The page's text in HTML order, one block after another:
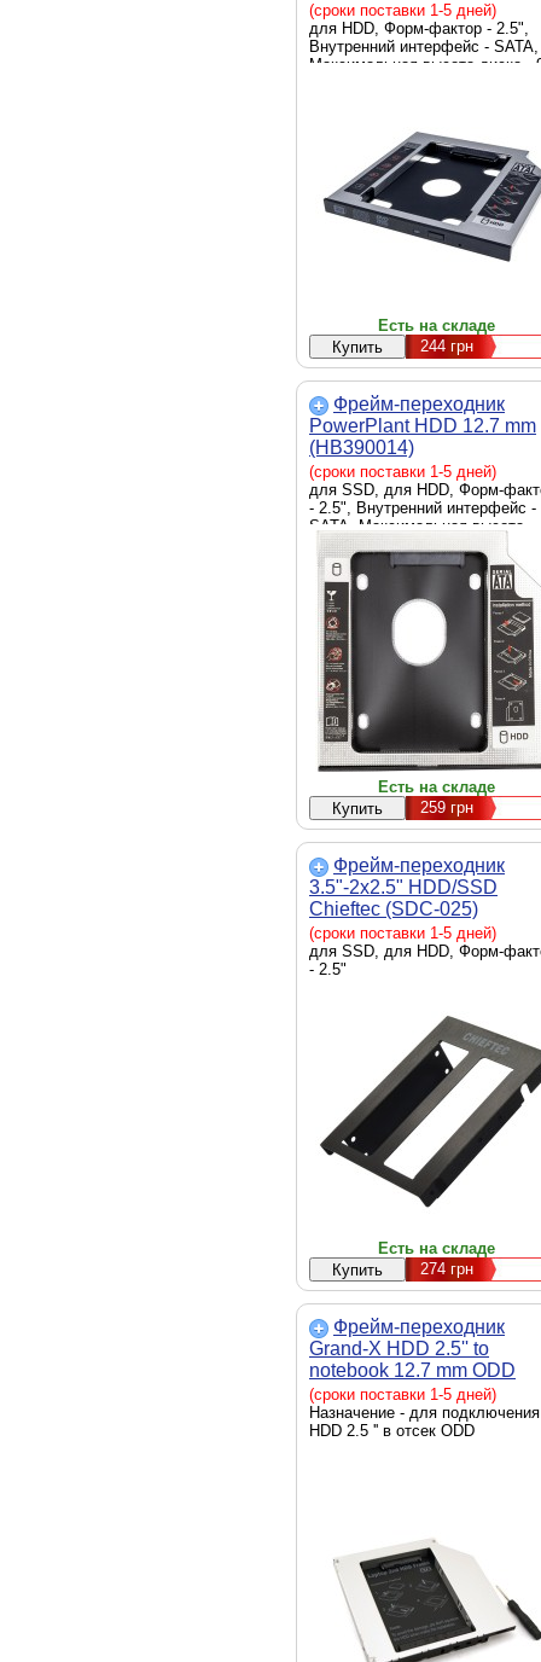
(HDC-24С)
(сроки поставки 1-5 дней)
для HDD, Форм-фактор - 2.5",
Внутренний интерфейс - SATA,
Максимальная высота диска -
Есть на складе
244грн
Фрейм-переходник
PowerPlant HDD 12.7 mm
(HB390014)
(сроки поставки 1-5 дней)
для SSD, для HDD, Форм-
- 2.5", Внутренний интерфейс -
SATA, Максимальная высота
диска - 12.7 мм
Есть на складе
259грн
Фрейм-переходник
3.5"-2x2.5" HDD/SSD
Chieftec (SDC-025)
(сроки поставки 1-5 дней)
для SSD, для HDD, Форм-
- 2.5"
Есть на складе
274грн
Фрейм-переходник
Grand-X HDD 2.5'' to
notebook 12.7 mm ODD
SATA/mSATA HDC-25
(HDC-25)
(сроки поставки 1-5 дней)
Назначение - для подключения
HDD 2.5 '' в отсек ODD